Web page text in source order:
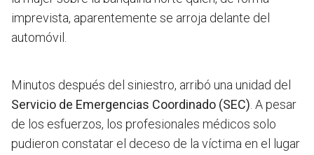
imprevista, aparentemente se arroja delante del
automóvil.
Minutos después del siniestro, arribó una unidad del
Servicio de Emergencias Coordinado (SEC) . A pesar
de los esfuerzos, los profesionales médicos solo
pudieron constatar el deceso de la víctima en el lugar